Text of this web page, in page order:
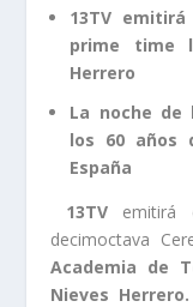
13TV
prime time
Herrero
La noche de
los 60 años
España
13TVemitirá
decimoctava
Academia de
Nieves Herrero.